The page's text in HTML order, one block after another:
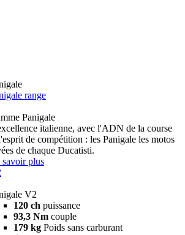
range
Panigale
italienne, avec l'ADN de la course
de compétition : les Panigale les motos
de chaque Ducatisti.
savoir plus
V2
120 ch puissance
93,3 Nm couple
179 kg Poids sans carburant